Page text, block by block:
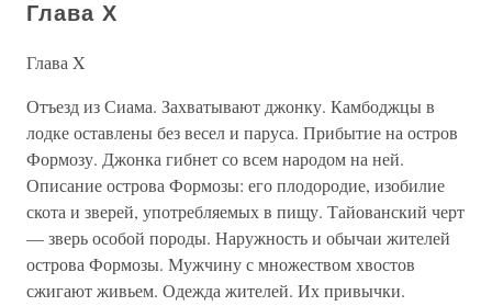
Глава X
Глава X
Отъезд из Сиама. Захватывают джонку. Камбоджцы в
лодке оставлены без весел и паруса. Прибытие на остров
Формозу. Джонка гибнет со всем народом на ней.
Описание острова Формозы: его плодородие, изобилие
скота и зверей, употребляемых в пищу. Тайованский черт
— зверь особой породы. Наружность и обычаи жителей
острова Формозы. Мужчину с множеством хвостов
сжигают живьем. Одежда жителей. Их привычки.